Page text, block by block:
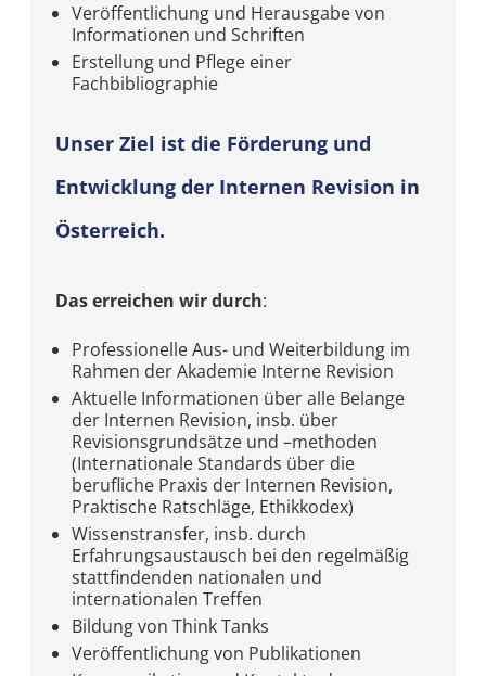
Veröffentlichung und Herausgabe von
Informationen und Schriften
Erstellung und Pflege einer
Fachbibliographie
Unser Ziel ist die Förderung und
Entwicklung der Internen Revision in
Österreich.
Das erreichen wir durch:
Professionelle Aus- und Weiterbildung im
Rahmen der Akademie Interne Revision
Aktuelle Informationen über alle Belange
der Internen Revision, insb. über
Revisionsgrundsätze und –methoden
(Internationale Standards über die
berufliche Praxis der Internen Revision,
Praktische Ratschläge, Ethikkodex)
Wissenstransfer, insb. durch
Erfahrungsaustausch bei den regelmäßig
stattfindenden nationalen und
internationalen Treffen
Bildung von Think Tanks
Veröffentlichung von Publikationen